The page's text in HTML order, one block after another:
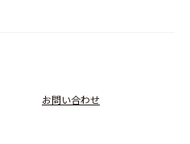
お問い合わせ